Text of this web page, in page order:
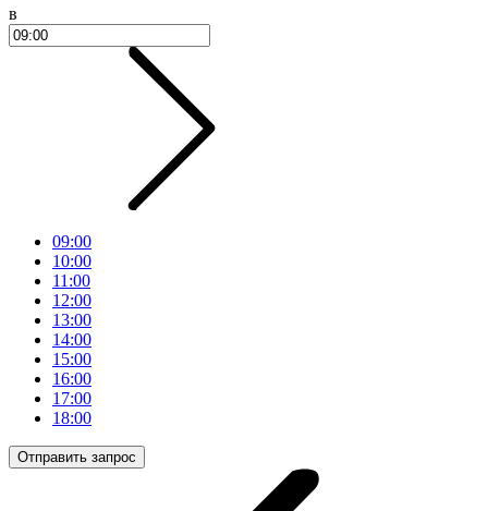
в
09:00
10:00
11:00
12:00
13:00
14:00
15:00
16:00
17:00
18:00
Отправить запрос